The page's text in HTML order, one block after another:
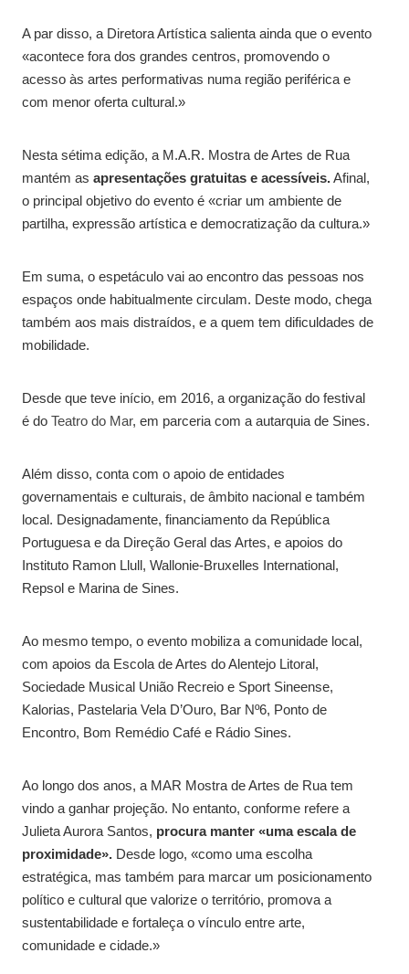
A par disso, a Diretora Artística salienta ainda que o evento
«acontece fora dos grandes centros, promovendo o
acesso às artes performativas numa região periférica e
com menor oferta cultural.»
Nesta sétima edição, a M.A.R. Mostra de Artes de Rua
mantém as apresentações gratuitas e acessíveis.Afinal,
o principal objetivo do evento é «criar um ambiente de
partilha, expressão artística e democratização da cultura.»
Em suma, o espetáculo vai ao encontro das pessoas nos
espaços onde habitualmente circulam. Deste modo, chega
também aos mais distraídos, e a quem tem dificuldades de
mobilidade.
Desde que teve início, em 2016, a organização do festival
é do Teatro do Mar, em parceria com a autarquia de Sines.
Além disso, conta com o apoio de entidades
governamentais e culturais, de âmbito nacional e também
local. Designadamente, financiamento da República
Portuguesa e da Direção Geral das Artes, e apoios do
Instituto Ramon Llull, Wallonie-Bruxelles International,
Repsol e Marina de Sines.
Ao mesmo tempo, o evento mobiliza a comunidade local,
com apoios da Escola de Artes do Alentejo Litoral,
Sociedade Musical União Recreio e Sport Sineense,
Kalorias, Pastelaria Vela D’Ouro, Bar Nº6, Ponto de
Encontro, Bom Remédio Café e Rádio Sines.
Ao longo dos anos, a MAR Mostra de Artes de Rua tem
vindo a ganhar projeção. No entanto, conforme refere a
Julieta Aurora Santos, procura manter «uma escala de
proximidade». Desde logo, «como uma escolha
estratégica, mas também para marcar um posicionamento
político e cultural que valorize o território, promova a
sustentabilidade e fortaleça o vínculo entre arte,
comunidade e cidade.»